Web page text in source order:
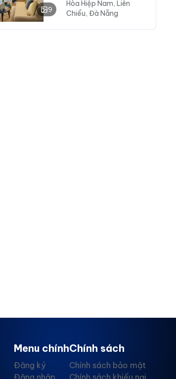
9
Hòa Hiệp Nam, Liên
Chiểu, Đà Nẵng
Menu chính
Đăng ký
Đăng nhập
Chính sách
Chính sách bảo mật
Chính sách khiếu nại